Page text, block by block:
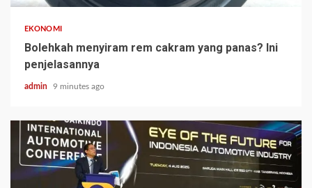
EKONOMI
Bolehkah menyiram rem cakram yang panas? Ini
penjelasannya
admin 9 minutes ago